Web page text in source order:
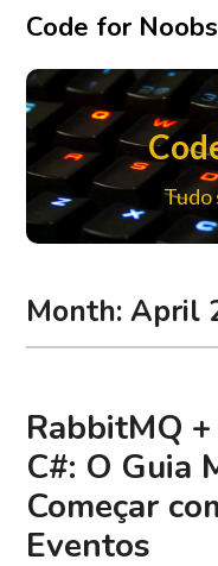
Code for Noobs
Tudo
Month:April
RabbitMQ
C#: O Guia
Começar
Eventos